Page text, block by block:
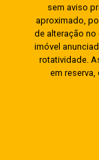
sem aviso
aproximado,
de alteração no
imóvel
rotatividade.
em